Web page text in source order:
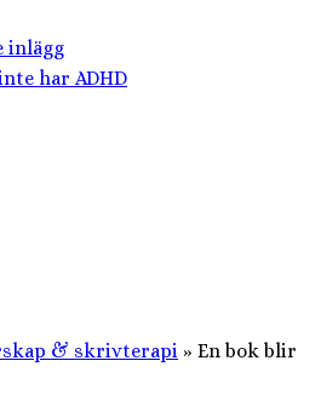
inlägg
har ADHD
& skrivterapi » En bok blir